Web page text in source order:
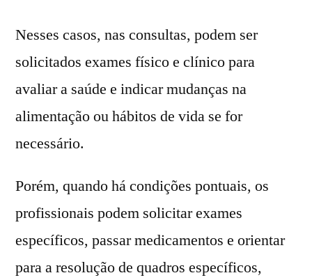
Nesses casos, nas consultas, podem ser
solicitados exames físico e clínico para
avaliar a saúde e indicar mudanças na
alimentação ou hábitos de vida se for
necessário.
Porém, quando há condições pontuais, os
profissionais podem solicitar exames
específicos, passar medicamentos e orientar
para a resolução de quadros específicos,